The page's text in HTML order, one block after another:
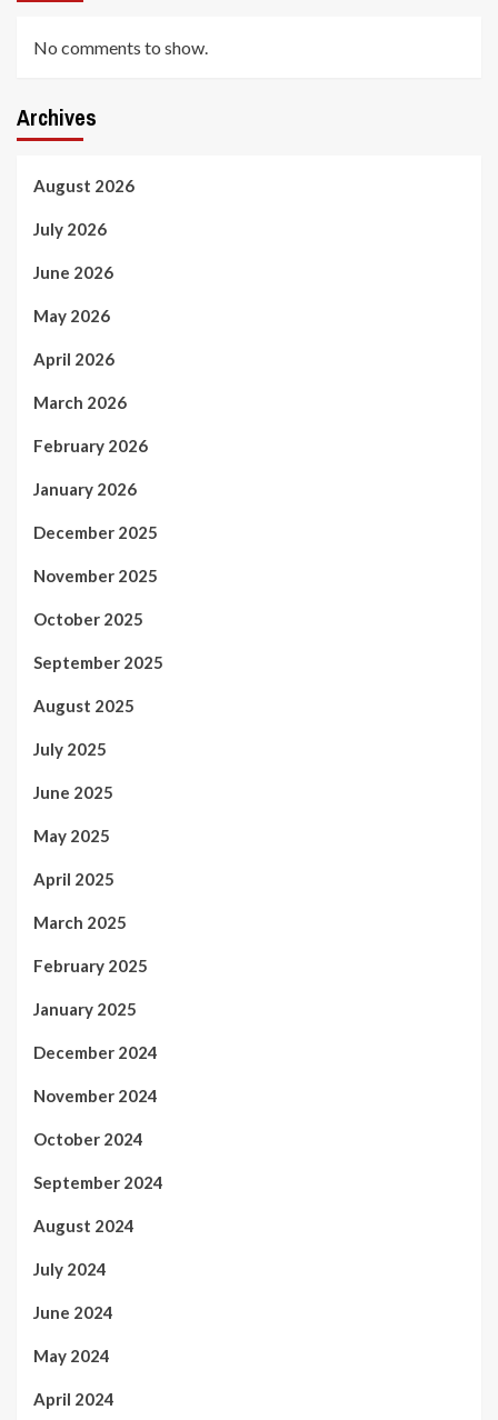
No comments to show.
Archives
August 2026
July 2026
June 2026
May 2026
April 2026
March 2026
February 2026
January 2026
December 2025
November 2025
October 2025
September 2025
August 2025
July 2025
June 2025
May 2025
April 2025
March 2025
February 2025
January 2025
December 2024
November 2024
October 2024
September 2024
August 2024
July 2024
June 2024
May 2024
April 2024